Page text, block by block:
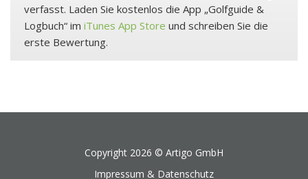
verfasst. Laden Sie kostenlos die App „Golfguide &
Logbuch“ im iTunes App Store und schreiben Sie die
erste Bewertung.
Copyright 2026 © Artigo GmbH
Impressum & Datenschutz